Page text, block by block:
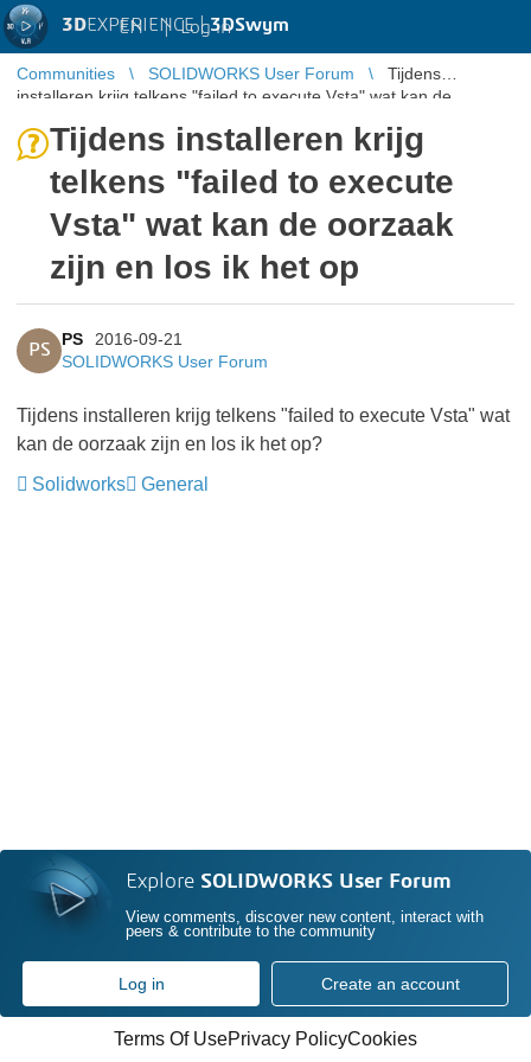
3DEXPERIENCE |3DSwym
EN | Log in
Communities SOLIDWORKS User Forum
Tijdens
installeren krijg telkens "failed to execute Vsta" wat kan de
Tijdens installeren krijg
telkens "failed to execute
Vsta" wat kan de oorzaak
zijn en los ik het op
PS
PS
2016-09-21
SOLIDWORKS User Forum
Tijdens installeren krijg telkens "failed to execute Vsta" wat
kan de oorzaak zijn en los ik het op?
Solidworks
General
Explore SOLIDWORKS User Forum
View comments, discover new content, interact with
peers & contribute to the community
Log in Create an account
Terms Of UsePrivacy PolicyCookies